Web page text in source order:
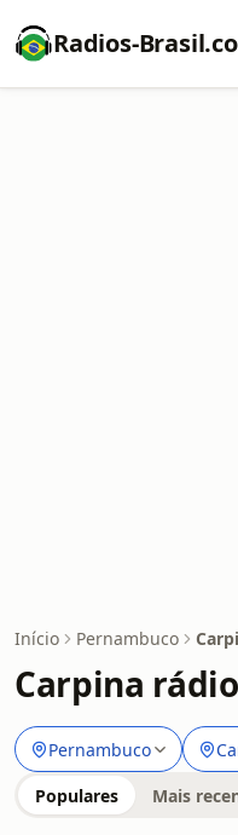
Radios-
Início Pernambuco
Carpina
Pernambuco
Populares Mais